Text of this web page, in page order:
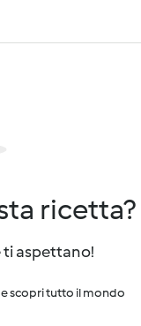
ricetta?
ti aspettano!
scopri tutto il mondo